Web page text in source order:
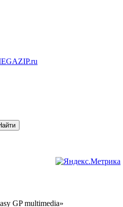
GP multimedia»